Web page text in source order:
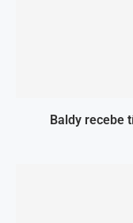
Baldy recebe